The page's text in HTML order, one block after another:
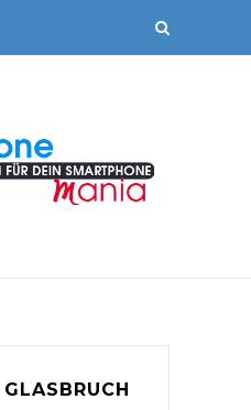
GLASBRUCH